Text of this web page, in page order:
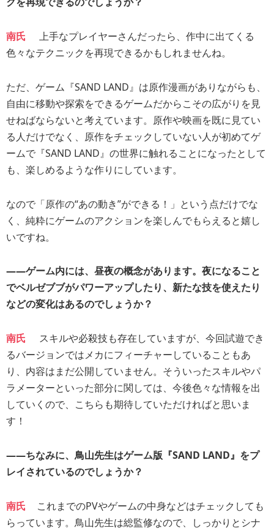
南氏
上手なプレイヤーさんだったら、作中に出てくる
色々なテクニックを再現できるかもしれませんね。
ただ、ゲーム『SAND LAND』は原作漫画がありながらも、
自由に移動や探索をできるゲームだからこその広がりを見
せねばならないと考えています。原作や映画を既に見てい
る人だけでなく、原作をチェックしていない人が初めてゲ
ームで『SAND LAND』の世界に触れることになったとして
も、楽しめるような作りにしています。
なので「原作の“あの動き”ができる！」という点だけでな
く、純粋にゲームのアクションを楽しんでもらえると嬉し
いですね。
――ゲーム内には、昼夜の概念があります。夜になること
でベルゼブブがパワーアップしたり、新たな技を使えたり
などの変化はあるのでしょうか？
南氏
スキルや必殺技も存在していますが、今回試遊でき
るバージョンではメカにフィーチャーしていることもあ
り、内容はまだ公開していません。そういったスキルやパ
ラメーターといった部分に関しては、今後色々な情報を出
していくので、こちらも期待していただければと思いま
す！
――ちなみに、鳥山先生はゲーム版『SAND LAND』をプ
レイされているのでしょうか？
南氏
これまでのPVやゲームの中身などはチェックしても
らっています。鳥山先生は総監修なので、しっかりとシナ